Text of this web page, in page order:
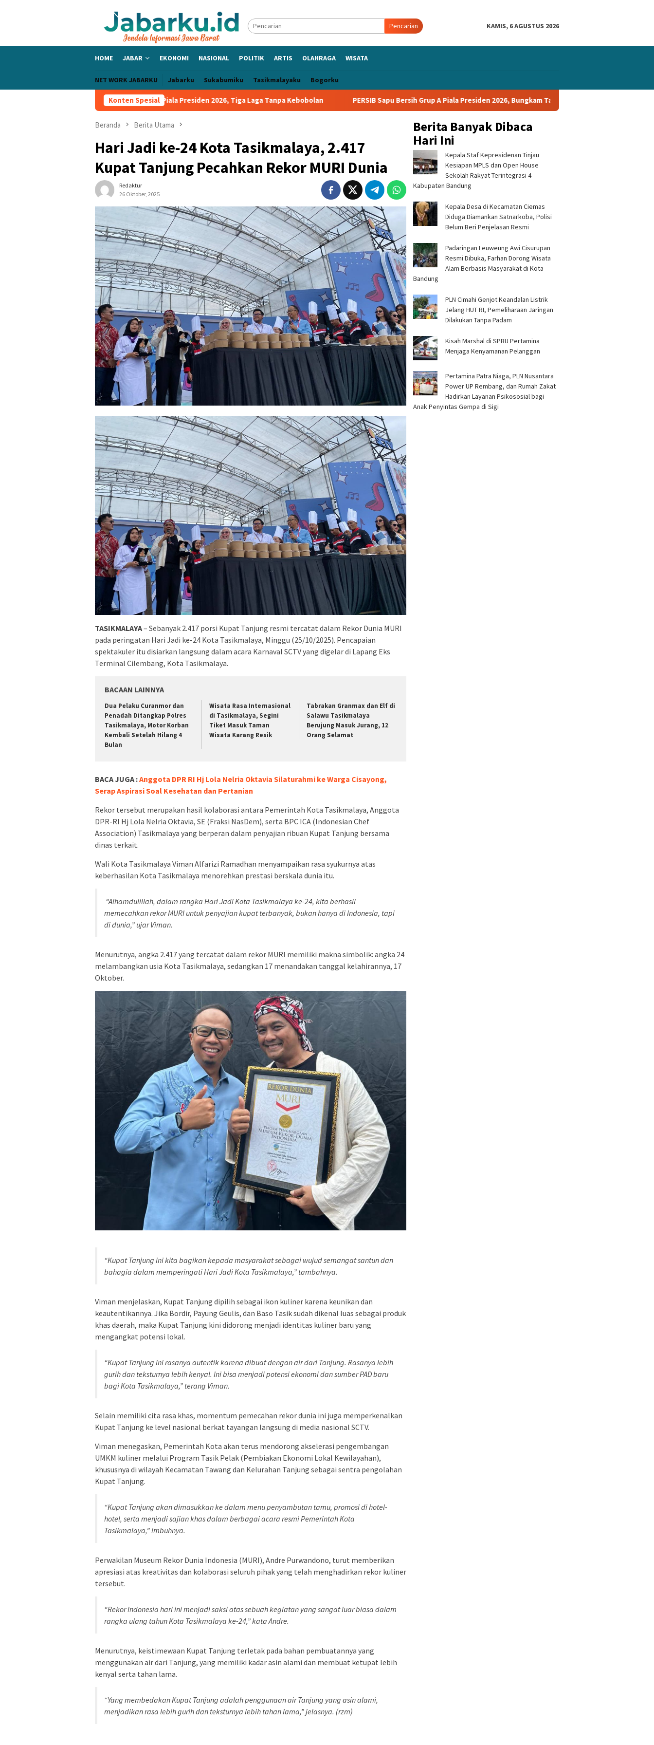
Pencarian KAMIS, 6 AGUSTUS 2026
HOME JABAR EKONOMI NASIONAL POLITIK ARTIS OLAHRAGA WISATA
NET WORK JABARKU Jabarku Sukabumiku Tasikmalayaku Bogorku
Konten Spesial
Sapu Bersih Grup A Piala Presiden 2026, Tiga Laga Tanpa Kebobolan PERSIB Sapu Bersih Grup A Piala Presiden 2026, Bungkam Tampines Rovers 1-0 dan Lolos ke Semifinal
Beranda Berita Utama
Hari Jadi ke-24 Kota Tasikmalaya, 2.417
Kupat Tanjung Pecahkan Rekor MURI Dunia
Redaktur
26 Oktober, 2025
TASIKMALAYA– Sebanyak 2.417 porsi Kupat Tanjung resmi tercatat dalam Rekor Dunia MURI
pada peringatan Hari Jadi ke-24 Kota Tasikmalaya, Minggu (25/10/2025). Pencapaian
spektakuler itu disiarkan langsung dalam acara Karnaval SCTV yang digelar di Lapang Eks
Terminal Cilembang, Kota Tasikmalaya.
BACAAN LAINNYA
Dua Pelaku Curanmor dan
Penadah Ditangkap Polres
Tasikmalaya, Motor Korban
Kembali Setelah Hilang 4
Bulan
Wisata Rasa Internasional
di Tasikmalaya, Segini
Tiket Masuk Taman
Wisata Karang Resik
Tabrakan Granmax dan Elf di
Salawu Tasikmalaya
Berujung Masuk Jurang, 12
Orang Selamat
BACA JUGA :Anggota DPR RI Hj Lola Nelria Oktavia Silaturahmi ke Warga Cisayong,
Serap Aspirasi Soal Kesehatan dan Pertanian
Rekor tersebut merupakan hasil kolaborasi antara Pemerintah Kota Tasikmalaya, Anggota
DPR-RI Hj Lola Nelria Oktavia, SE (Fraksi NasDem), serta BPC ICA (Indonesian Chef
Association) Tasikmalaya yang berperan dalam penyajian ribuan Kupat Tanjung bersama
dinas terkait.
Wali Kota Tasikmalaya Viman Alfarizi Ramadhan menyampaikan rasa syukurnya atas
keberhasilan Kota Tasikmalaya menorehkan prestasi berskala dunia itu.
“Alhamdulillah, dalam rangka Hari Jadi Kota Tasikmalaya ke-24, kita berhasil
memecahkan rekor MURI untuk penyajian kupat terbanyak, bukan hanya di Indonesia, tapi
di dunia,” ujar Viman.
Menurutnya, angka 2.417 yang tercatat dalam rekor MURI memiliki makna simbolik: angka 24
melambangkan usia Kota Tasikmalaya, sedangkan 17 menandakan tanggal kelahirannya, 17
Oktober.
“Kupat Tanjung ini kita bagikan kepada masyarakat sebagai wujud semangat santun dan
bahagia dalam memperingati Hari Jadi Kota Tasikmalaya,” tambahnya.
Viman menjelaskan, Kupat Tanjung dipilih sebagai ikon kuliner karena keunikan dan
keautentikannya. Jika Bordir, Payung Geulis, dan Baso Tasik sudah dikenal luas sebagai produk
khas daerah, maka Kupat Tanjung kini didorong menjadi identitas kuliner baru yang
mengangkat potensi lokal.
“Kupat Tanjung ini rasanya autentik karena dibuat dengan air dari Tanjung. Rasanya lebih
gurih dan teksturnya lebih kenyal. Ini bisa menjadi potensi ekonomi dan sumber PAD baru
bagi Kota Tasikmalaya,” terang Viman.
Selain memiliki cita rasa khas, momentum pemecahan rekor dunia ini juga memperkenalkan
Kupat Tanjung ke level nasional berkat tayangan langsung di media nasional SCTV.
Viman menegaskan, Pemerintah Kota akan terus mendorong akselerasi pengembangan
UMKM kuliner melalui Program Tasik Pelak (Pembiakan Ekonomi Lokal Kewilayahan),
khususnya di wilayah Kecamatan Tawang dan Kelurahan Tanjung sebagai sentra pengolahan
Kupat Tanjung.
“Kupat Tanjung akan dimasukkan ke dalam menu penyambutan tamu, promosi di hotel-
hotel, serta menjadi sajian khas dalam berbagai acara resmi Pemerintah Kota
Tasikmalaya,” imbuhnya.
Perwakilan Museum Rekor Dunia Indonesia (MURI), Andre Purwandono, turut memberikan
apresiasi atas kreativitas dan kolaborasi seluruh pihak yang telah menghadirkan rekor kuliner
tersebut.
“Rekor Indonesia hari ini menjadi saksi atas sebuah kegiatan yang sangat luar biasa dalam
rangka ulang tahun Kota Tasikmalaya ke-24,” kata Andre.
Menurutnya, keistimewaan Kupat Tanjung terletak pada bahan pembuatannya yang
menggunakan air dari Tanjung, yang memiliki kadar asin alami dan membuat ketupat lebih
kenyal serta tahan lama.
“Yang membedakan Kupat Tanjung adalah penggunaan air Tanjung yang asin alami,
menjadikan rasa lebih gurih dan teksturnya lebih tahan lama,” jelasnya. (rzm)
Berita Banyak Dibaca
Hari Ini
Kepala Staf Kepresidenan Tinjau
Kesiapan MPLS dan Open House
Sekolah Rakyat Terintegrasi 4
Kabupaten Bandung
Kepala Desa di Kecamatan Ciemas
Diduga Diamankan Satnarkoba, Polisi
Belum Beri Penjelasan Resmi
Padaringan Leuweung Awi Cisurupan
Resmi Dibuka, Farhan Dorong Wisata
Alam Berbasis Masyarakat di Kota
Bandung
PLN Cimahi Genjot Keandalan Listrik
Jelang HUT RI, Pemeliharaan Jaringan
Dilakukan Tanpa Padam
Kisah Marshal di SPBU Pertamina
Menjaga Kenyamanan Pelanggan
Pertamina Patra Niaga, PLN Nusantara
Power UP Rembang, dan Rumah Zakat
Hadirkan Layanan Psikososial bagi
Anak Penyintas Gempa di Sigi